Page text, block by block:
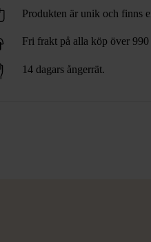
Produkten är unik och finns
Fri frakt på alla köp över 990
14 dagars ångerrät.